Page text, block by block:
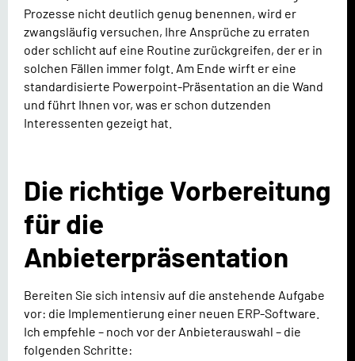
Prozesse nicht deutlich genug benennen, wird er
zwangsläufig versuchen, Ihre Ansprüche zu erraten
oder schlicht auf eine Routine zurückgreifen, der er in
solchen Fällen immer folgt. Am Ende wirft er eine
standardisierte Powerpoint-Präsentation an die Wand
und führt Ihnen vor, was er schon dutzenden
Interessenten gezeigt hat.
Die richtige Vorbereitung
für die
Anbieterpräsentation
Bereiten Sie sich intensiv auf die anstehende Aufgabe
vor: die Implementierung einer neuen ERP-Software.
Ich empfehle – noch vor der Anbieterauswahl – die
folgenden Schritte: